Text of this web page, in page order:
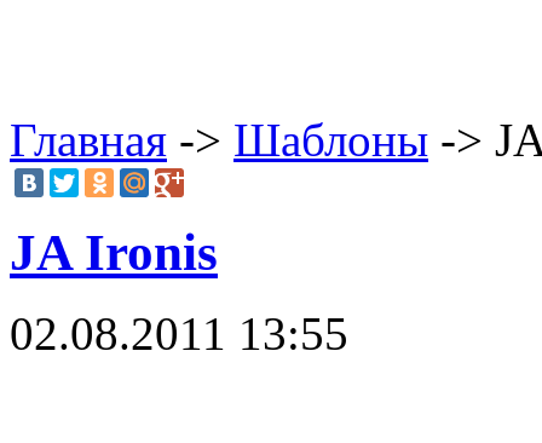
Главная -> Шаблоны ->
JA Ironis
02.08.2011 13:55